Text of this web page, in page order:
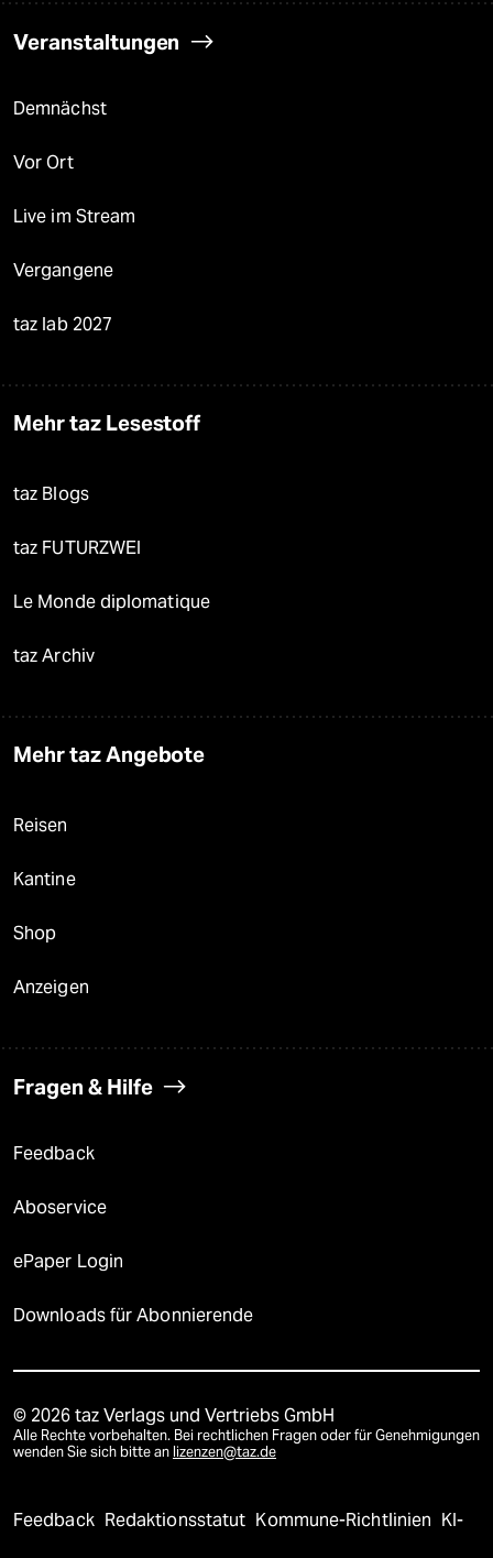
Veranstaltungen
Demnächst
Vor Ort
Live im Stream
Vergangene
taz lab 2027
Mehr taz Lesestoff
taz Blogs
taz FUTURZWEI
Le Monde diplomatique
taz Archiv
Mehr taz Angebote
Reisen
Kantine
Shop
Anzeigen
Fragen & Hilfe
Feedback
Aboservice
ePaper Login
Downloads für Abonnierende
© 2026 taz Verlags und Vertriebs GmbH
Alle Rechte vorbehalten. Bei rechtlichen Fragen oder für Genehmigungen
wenden Sie sich bitte an lizenzen@taz.de
Feedback Redaktionsstatut Kommune-Richtlinien KI-